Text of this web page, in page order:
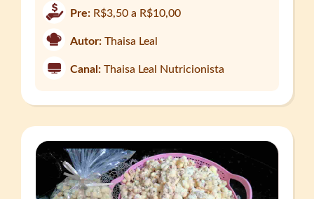
Pre: R$3,50 a R$10,00
Autor: Thaisa Leal
Canal: Thaisa Leal Nutricionista